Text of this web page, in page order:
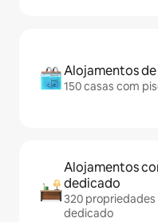
Alojamentos
150 casas com
Alojamentos
dedicado
320
dedicado